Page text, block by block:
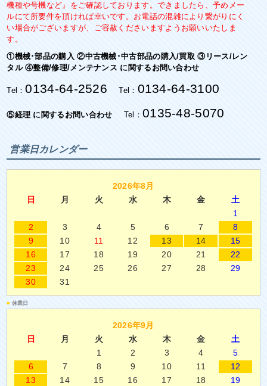
機種や号機など』をご確認しております。できましたら、予めメー
ルにて所要件を頂ければ幸いです。お電話の混雑により繋がりにく
い場合がございますが、ご容赦くださいますようお願いいたしま
す。
①機械･部品の購入 ②中古機械･中古部品の購入/買取 ③リース/レン
タル ④整備/修理/メンテナンス に関するお問い合わせ
Tel：0134-64-2526 Tel： 0134-64-3100
⑤経理 に関するお問い合わせ Tel： 0135-48-5070
営業日カレンダー
2026年8月
日
月 火 水 木 金
土
1
2
3 4 5 6 7
8
9
10 11 12 13 14
15
16
17 18 19 20 21
22
23
24 25 26 27 28
29
30
31
■ 休業日
2026年9月
日
月 火 水 木 金
土
1
2 3 4
5
6
7 8 9 10 11
12
13
14 15 16 17 18
19